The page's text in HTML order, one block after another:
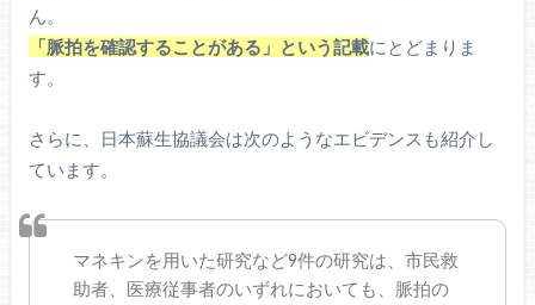
ん。
「脈拍を確認することがある」という記載にとどまりま
す。
さらに、日本蘇生協議会は次のようなエビデンスも紹介し
ています。
マネキンを用いた研究など9件の研究は、市民救
助者、医療従事者のいずれにおいても、脈拍の